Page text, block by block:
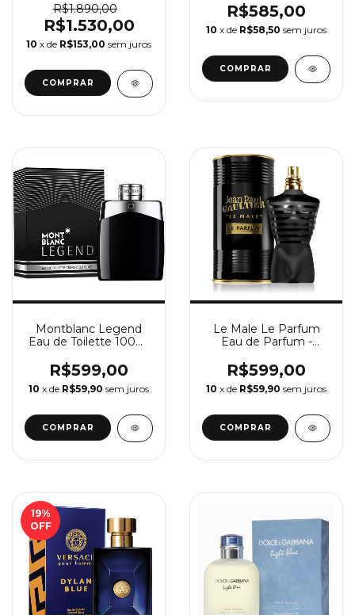
R$1.890,00
R$1.530,00
10 x de R$153,00 sem juros
COMPRAR
Herrera
R$585,00
10 x de R$58,50 sem juros
COMPRAR
Montblanc Legend
Eau de Toilette 100ml
Montblanc
R$599,00
10 x de R$59,90 sem juros
COMPRAR
Le Male Le Parfum
Eau de Parfum -
Jean Paul Gaultier
R$599,00
10 x de R$59,90 sem juros
COMPRAR
19%
OFF